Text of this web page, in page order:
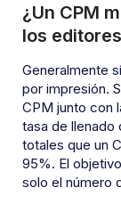
¿Un CPM
los
Generalmente
por impresión.
CPM junto con
tasa de llenado
totales que un
95%. El
solo el número